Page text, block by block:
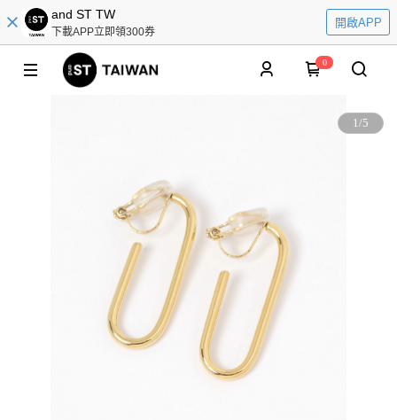
and ST TW
下載APP立即領300券
開啟APP
0
1/5